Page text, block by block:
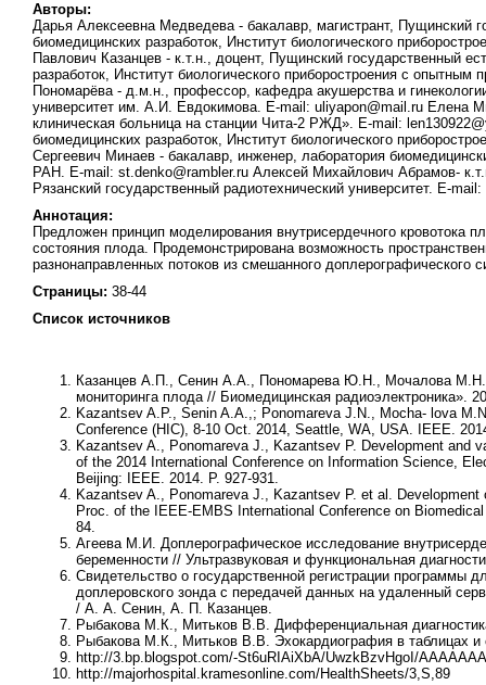
Авторы:
Дарья Алексеевна Медведева - бакалавр, магистрант, Пущинский
биомедицинских разработок, Институт биологического
Павлович Казанцев - к.т.н., доцент, Пущинский государственный
разработок, Институт биологического приборостроения с
Пономарёва - д.м.н., профессор, кафедра акушерства и
университет им. А.И. Евдокимова. E-mail: uliyapon@mail.ru Елена
клиническая больница на станции Чита-2 РЖД». E-mail:
биомедицинских разработок, Институт биологического
Сергеевич Минаев - бакалавр, инженер, лаборатория
РАН. E-mail: st.denko@rambler.ru Алексей Михайлович Абрамов-
Рязанский государственный радиотехнический университет. E-
Аннотация:
Предложен принцип моделирования внутрисердечного кровотока
состояния плода. Продемонстрирована возможность
разнонаправленных потоков из смешанного доплерографического
Страницы: 38-44
Список источников
Казанцев А.П., Сенин А.А., Пономарева Ю.Н., Мочалова
мониторинга плода // Биомедицинская радиоэлектроника».
Kazantsev A.P., Senin A.A.,; Ponomareva J.N., Mocha- lova
Conference (HIC), 8-10 Oct. 2014, Seattle, WA, USA. IEEE.
Kazantsev A., Ponomareva J., Kazantsev P. Development and
of the 2014 International Conference on Information Science,
Beijing: IEEE. 2014. P. 927-931.
Kazantsev A., Ponomareva J., Kazantsev P. et al.
Proc. of the IEEE-EMBS International Conference on
84.
Агеева М.И. Доплерографическое исследование
беременности // Ультразвуковая и функциональная
Свидетельство о государственной регистрации
доплеровского зонда с передачей данных на удаленный
/ А. А. Сенин, А. П. Казанцев.
Рыбакова М.К., Митьков В.В. Дифференциальная
Рыбакова М.К., Митьков В.В. Эхокардиография в таблицах
http://3.bp.blogspot.com/-St6uRIAiXbA/UwzkBzvHgoI/
http://majorhospital.kramesonline.com/HealthSheets/3,S,89